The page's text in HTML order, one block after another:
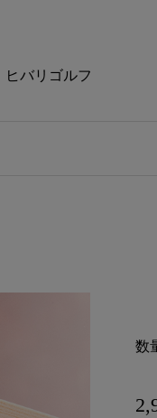
ヒバリゴルフ
数